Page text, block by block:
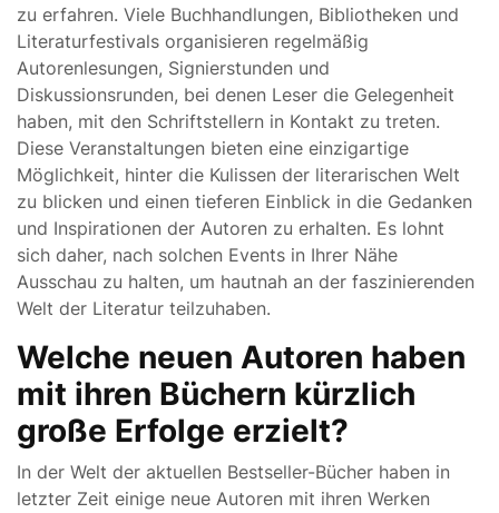
zu erfahren. Viele Buchhandlungen, Bibliotheken und
Literaturfestivals organisieren regelmäßig
Autorenlesungen, Signierstunden und
Diskussionsrunden, bei denen Leser die Gelegenheit
haben, mit den Schriftstellern in Kontakt zu treten.
Diese Veranstaltungen bieten eine einzigartige
Möglichkeit, hinter die Kulissen der literarischen Welt
zu blicken und einen tieferen Einblick in die Gedanken
und Inspirationen der Autoren zu erhalten. Es lohnt
sich daher, nach solchen Events in Ihrer Nähe
Ausschau zu halten, um hautnah an der faszinierenden
Welt der Literatur teilzuhaben.
Welche neuen Autoren haben
mit ihren Büchern kürzlich
große Erfolge erzielt?
In der Welt der aktuellen Bestseller-Bücher haben in
letzter Zeit einige neue Autoren mit ihren Werken